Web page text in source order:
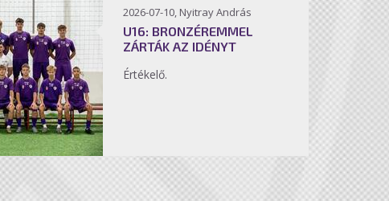
2026-07-10, Nyitray András
U16: BRONZÉREMMEL
ZÁRTÁK AZ IDÉNYT
Értékelő.